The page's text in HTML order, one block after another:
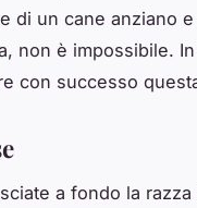
di un cane anziano
non è impossibile.
con successo
a fondo la